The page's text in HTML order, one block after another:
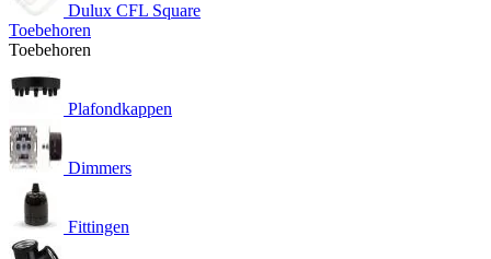
Dulux CFL Square
Toebehoren
Toebehoren
Plafondkappen
Dimmers
Fittingen